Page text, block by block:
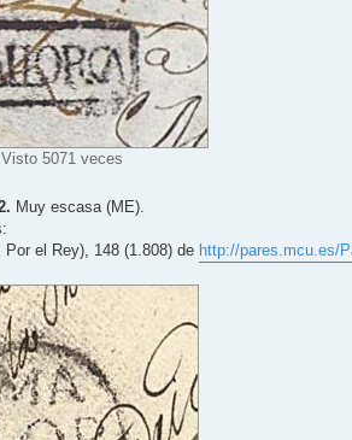
5071 veces
Muy escasa (ME).
Por el Rey), 148 (1.808) de http://pares.mcu.es/